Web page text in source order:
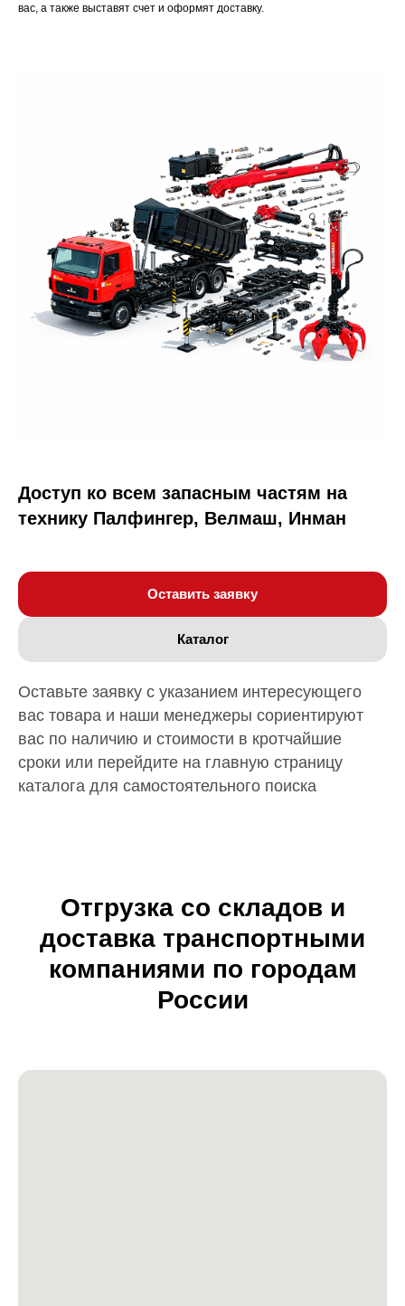
вас, а также выставят счет и оформят доставку.
Доступ ко всем запасным частям на
технику Палфингер, Велмаш, Инман
Оставить заявку
Каталог
Оставьте заявку с указанием интересующего
вас товара и наши менеджеры сориентируют
вас по наличию и стоимости в кротчайшие
сроки или перейдите на главную страницу
каталога для самостоятельного поиска
Отгрузка со складов и
доставка транспортными
компаниями по городам
России